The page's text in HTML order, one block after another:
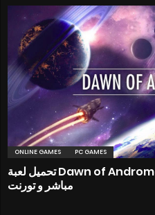
ONLINE GAMES PC GAMES
تحميل لعبة Dawn of Andromeda بكراك RELOADED برابط
مباشر و تورنت